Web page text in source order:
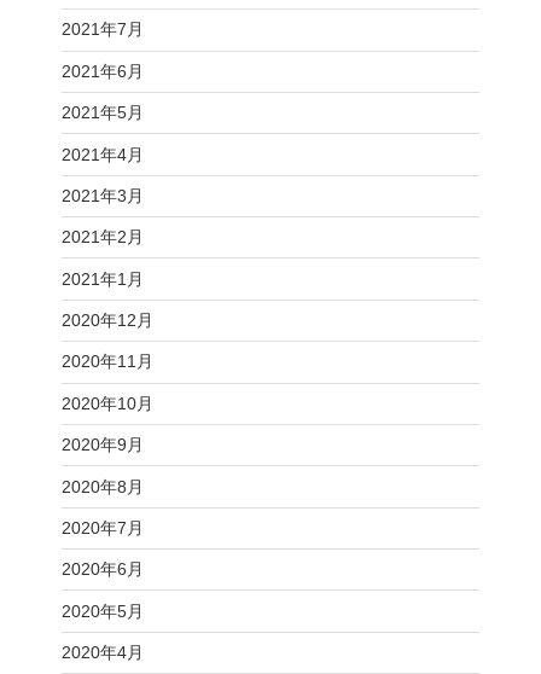
2021年7月
2021年6月
2021年5月
2021年4月
2021年3月
2021年2月
2021年1月
2020年12月
2020年11月
2020年10月
2020年9月
2020年8月
2020年7月
2020年6月
2020年5月
2020年4月